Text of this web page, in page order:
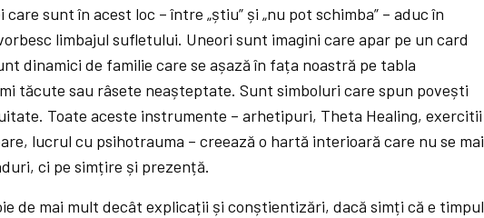
care sunt în acest loc – între „știu” și „nu pot schimba” – aduc în
limbajul sufletului. Uneori sunt imagini care apar pe un card
dinamici de familie care se așază în fața noastră pe tabla
tăcute sau râsete neașteptate. Sunt simboluri care spun povești
Toate aceste instrumente – arhetipuri, Theta Healing, exercitii
lucrul cu psihotrauma – creează o hartă interioară care nu se mai
ci pe simțire și prezență.
de mai mult decât explicații și conștientizări, dacă simți că e timpul